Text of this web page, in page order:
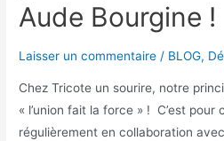
Aude Bourgine !
Laisser un commentaire / BLOG,
Chez Tricote un sourire, notre
« l’union fait la force » ! C’est
régulièrement en collaboration